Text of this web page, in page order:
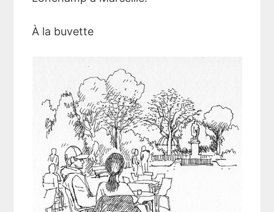
À la buvette